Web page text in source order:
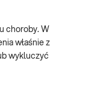
choroby. W
właśnie z
wykluczyć